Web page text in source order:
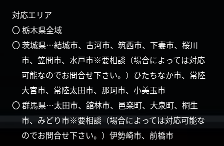
対応エリア
〇 栃木県全域
〇 茨城県…結城市、古河市、筑西市、下妻市、桜川
市、笠間市、水戸市※要相談（場合によっては対応
可能なのでお問合せ下さい。）ひたちなか市、常陸
大宮市、常陸太田市、那珂市、小美玉市
〇 群馬県…太田市、舘林市、邑楽町、大泉町、桐生
市、みどり市※要相談（場合によっては対応可能な
のでお問合せ下さい。）伊勢崎市、前橋市